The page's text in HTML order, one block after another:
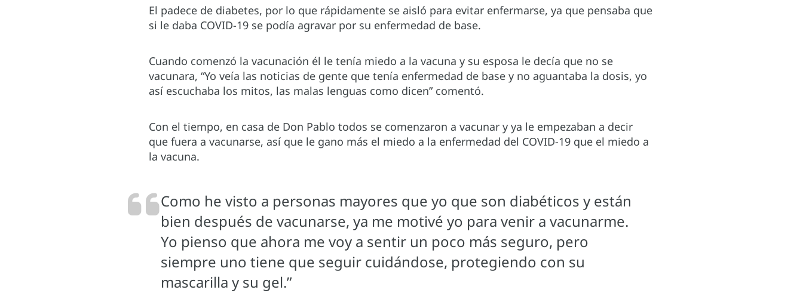
El padece de diabetes, por lo que rápidamente se aisló para evitar enfermarse, ya que pensaba que
si le daba COVID-19 se podía agravar por su enfermedad de base.
Cuando comenzó la vacunación él le tenía miedo a la vacuna y su esposa le decía que no se
vacunara, “Yo veía las noticias de gente que tenía enfermedad de base y no aguantaba la dosis, yo
así escuchaba los mitos, las malas lenguas como dicen” comentó.
Con el tiempo, en casa de Don Pablo todos se comenzaron a vacunar y ya le empezaban a decir
que fuera a vacunarse, así que le gano más el miedo a la enfermedad del COVID-19 que el miedo a
la vacuna.
Como he visto a personas mayores que yo que son diabéticos y están
bien después de vacunarse, ya me motivé yo para venir a vacunarme.
Yo pienso que ahora me voy a sentir un poco más seguro, pero
siempre uno tiene que seguir cuidándose, protegiendo con su
mascarilla y su gel.”